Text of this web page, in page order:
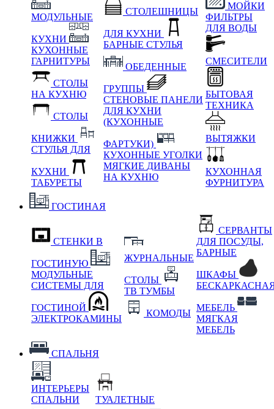
МОДУЛЬНЫЕ
КУХНИ
КУХОННЫЕ
ГАРНИТУРЫ
СТОЛЫ
НА КУХНЮ
СТОЛЫ
КНИЖКИ
СТУЛЬЯ ДЛЯ
КУХНИ
ТАБУРЕТЫ
СТОЛЕШНИЦЫ
ДЛЯ КУХНИ
БАРНЫЕ СТУЛЬЯ
ОБЕДЕННЫЕ
ГРУППЫ
СТЕНОВЫЕ ПАНЕЛИ
ДЛЯ КУХНИ
(КУХОННЫЕ
ФАРТУКИ)
КУХОННЫЕ УГОЛКИ
МЯГКИЕ ДИВАНЫ
НА КУХНЮ
МОЙКИ
ФИЛЬТРЫ
ДЛЯ ВОДЫ
СМЕСИТЕЛИ
БЫТОВАЯ
ТЕХНИКА
ВЫТЯЖКИ
КУХОННАЯ
ФУРНИТУРА
ГОСТИНАЯ
СТЕНКИ В
ГОСТИНУЮ
МОДУЛЬНЫЕ
СИСТЕМЫ ДЛЯ
ГОСТИНОЙ
ЭЛЕКТРОКАМИНЫ
ЖУРНАЛЬНЫЕ
СТОЛЫ
ТВ ТУМБЫ
КОМОДЫ
СЕРВАНТЫ
ДЛЯ ПОСУДЫ,
БАРНЫЕ
ШКАФЫ
МЕБЕЛЬ
МЯГКАЯ
МЕБЕЛЬ
СПАЛЬНЯ
ИНТЕРЬЕРЫ
СПАЛЬНИ
ТУАЛЕТНЫЕ